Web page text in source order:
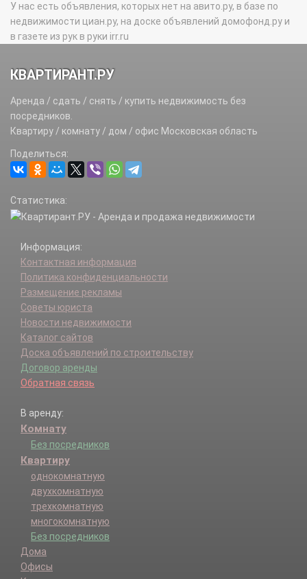
У нас есть объявления, которых нет на авито.ру, в базе по
недвижимости циан.ру, на доске объявлений домофонд.ру и
в газете из рук в руки irr.ru
КВАРТИРАНТ.РУ
Аренда / сдать / снять / купить недвижимость без
посредников.
Квартиру / комнату / дом / офис Московская область
Поделиться:
Статистика:
Информация:
Контактная информация
Политика конфиденциальности
Размещение рекламы
Советы юриста
Новости недвижимости
Каталог сайтов
Доска объявлений по строительству
Договор аренды
Обратная связь
В аренду:
Комнату
Без посредников
Квартиру
однокомнатную
двухкомнатную
трехкомнатную
многокомнатную
Без посредников
Дома
Офисы